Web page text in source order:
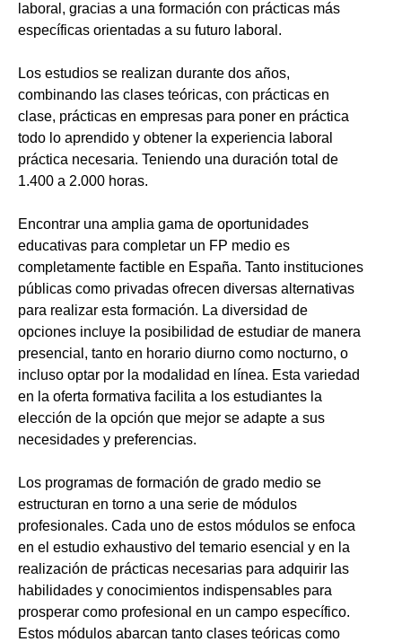
laboral, gracias a una formación con prácticas más
específicas orientadas a su futuro laboral.
Los estudios se realizan durante dos años,
combinando las clases teóricas, con prácticas en
clase, prácticas en empresas para poner en práctica
todo lo aprendido y obtener la experiencia laboral
práctica necesaria. Teniendo una duración total de
1.400 a 2.000 horas.
Encontrar una amplia gama de oportunidades
educativas para completar un FP medio es
completamente factible en España. Tanto instituciones
públicas como privadas ofrecen diversas alternativas
para realizar esta formación. La diversidad de
opciones incluye la posibilidad de estudiar de manera
presencial, tanto en horario diurno como nocturno, o
incluso optar por la modalidad en línea. Esta variedad
en la oferta formativa facilita a los estudiantes la
elección de la opción que mejor se adapte a sus
necesidades y preferencias.
Los programas de formación de grado medio se
estructuran en torno a una serie de módulos
profesionales. Cada uno de estos módulos se enfoca
en el estudio exhaustivo del temario esencial y en la
realización de prácticas necesarias para adquirir las
habilidades y conocimientos indispensables para
prosperar como profesional en un campo específico.
Estos módulos abarcan tanto clases teóricas como